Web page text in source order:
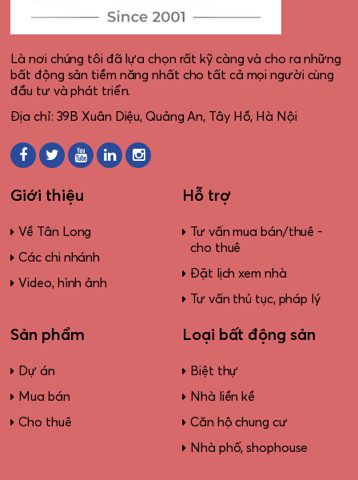
Là nơi chúng tôi đã lựa chọn rất kỹ càng và cho ra những
bất động sản tiềm năng nhất cho tất cả mọi người cùng
đầu tư và phát triển.
Địa chỉ: 39B Xuân Diệu, Quảng An, Tây Hồ, Hà Nội
Giới thiệu
Về Tân Long
Các chi nhánh
Video, hình ảnh
Hỗ trợ
Tư vấn mua bán/thuê -
cho thuê
Đặt lịch xem nhà
Tư vấn thủ tục, pháp lý
Sản phẩm
Dự án
Mua bán
Cho thuê
Loại bất động sản
Biệt thự
Nhà liền kề
Căn hộ chung cư
Nhà phố, shophouse